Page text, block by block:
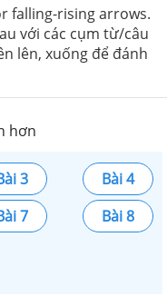
falling-rising arrows.
với các cụm từ/câu
lên, xuống để đánh
hơn
3
Bài 4
7
Bài 8